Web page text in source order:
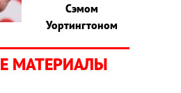
Сэмом
Уортингтоном
МАТЕРИАЛЫ